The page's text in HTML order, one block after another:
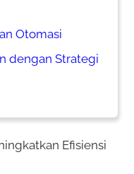
Otomasi
dengan Strategi
Efisiensi